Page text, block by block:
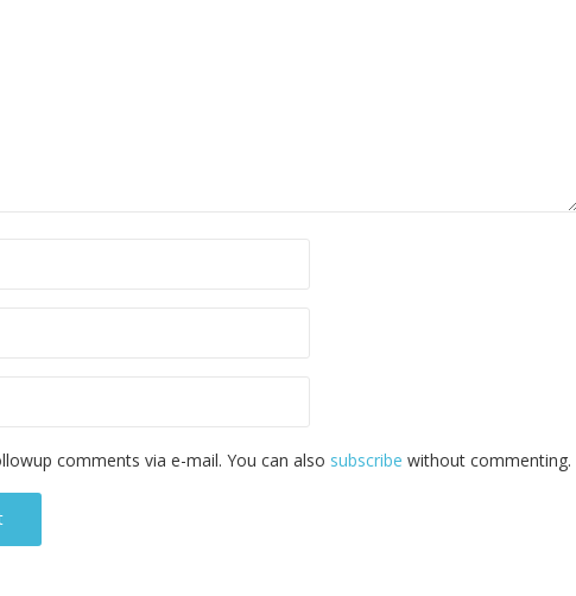
comments via e-mail. You can also subscribe without commenting.